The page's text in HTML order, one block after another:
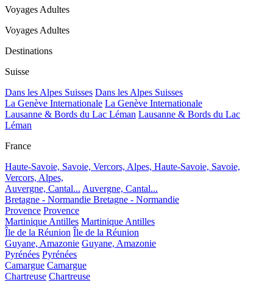
Voyages Adultes
Voyages Adultes
Destinations
Suisse
Dans les Alpes Suisses Dans les Alpes Suisses
La Genève Internationale La Genève Internationale
Lausanne & Bords du Lac Léman Lausanne & Bords du Lac
Léman
France
Haute-Savoie, Savoie, Vercors, Alpes, Haute-Savoie, Savoie,
Vercors, Alpes,
Auvergne, Cantal... Auvergne, Cantal...
Bretagne - Normandie Bretagne - Normandie
Provence Provence
Martinique Antilles Martinique Antilles
Île de la Réunion Île de la Réunion
Guyane, Amazonie Guyane, Amazonie
Pyrénées Pyrénées
Camargue Camargue
Chartreuse Chartreuse